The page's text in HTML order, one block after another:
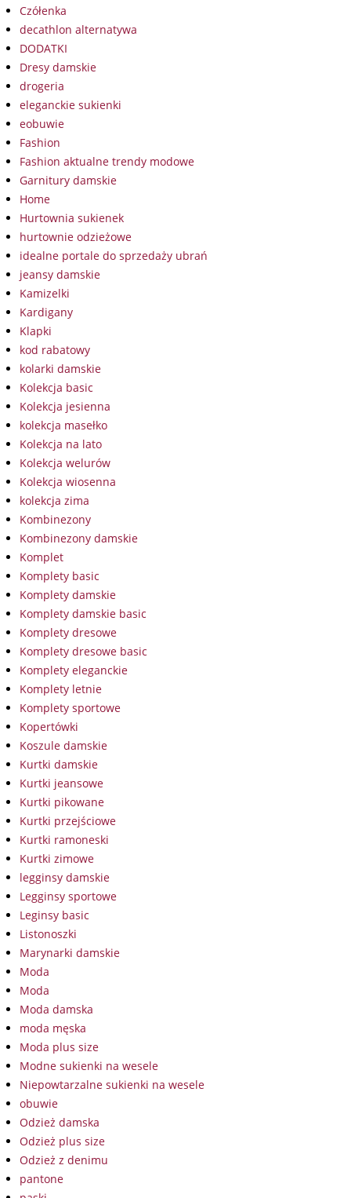
Czółenka
decathlon alternatywa
DODATKI
Dresy damskie
drogeria
eleganckie sukienki
eobuwie
Fashion
Fashion aktualne trendy modowe
Garnitury damskie
Home
Hurtownia sukienek
hurtownie odzieżowe
idealne portale do sprzedaży ubrań
jeansy damskie
Kamizelki
Kardigany
Klapki
kod rabatowy
kolarki damskie
Kolekcja basic
Kolekcja jesienna
kolekcja masełko
Kolekcja na lato
Kolekcja welurów
Kolekcja wiosenna
kolekcja zima
Kombinezony
Kombinezony damskie
Komplet
Komplety basic
Komplety damskie
Komplety damskie basic
Komplety dresowe
Komplety dresowe basic
Komplety eleganckie
Komplety letnie
Komplety sportowe
Kopertówki
Koszule damskie
Kurtki damskie
Kurtki jeansowe
Kurtki pikowane
Kurtki przejściowe
Kurtki ramoneski
Kurtki zimowe
legginsy damskie
Legginsy sportowe
Leginsy basic
Listonoszki
Marynarki damskie
Moda
Moda
Moda damska
moda męska
Moda plus size
Modne sukienki na wesele
Niepowtarzalne sukienki na wesele
obuwie
Odzież damska
Odzież plus size
Odzież z denimu
pantone